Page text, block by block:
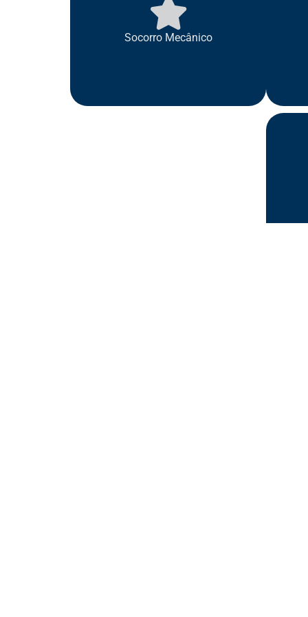
Socorro Mecânico